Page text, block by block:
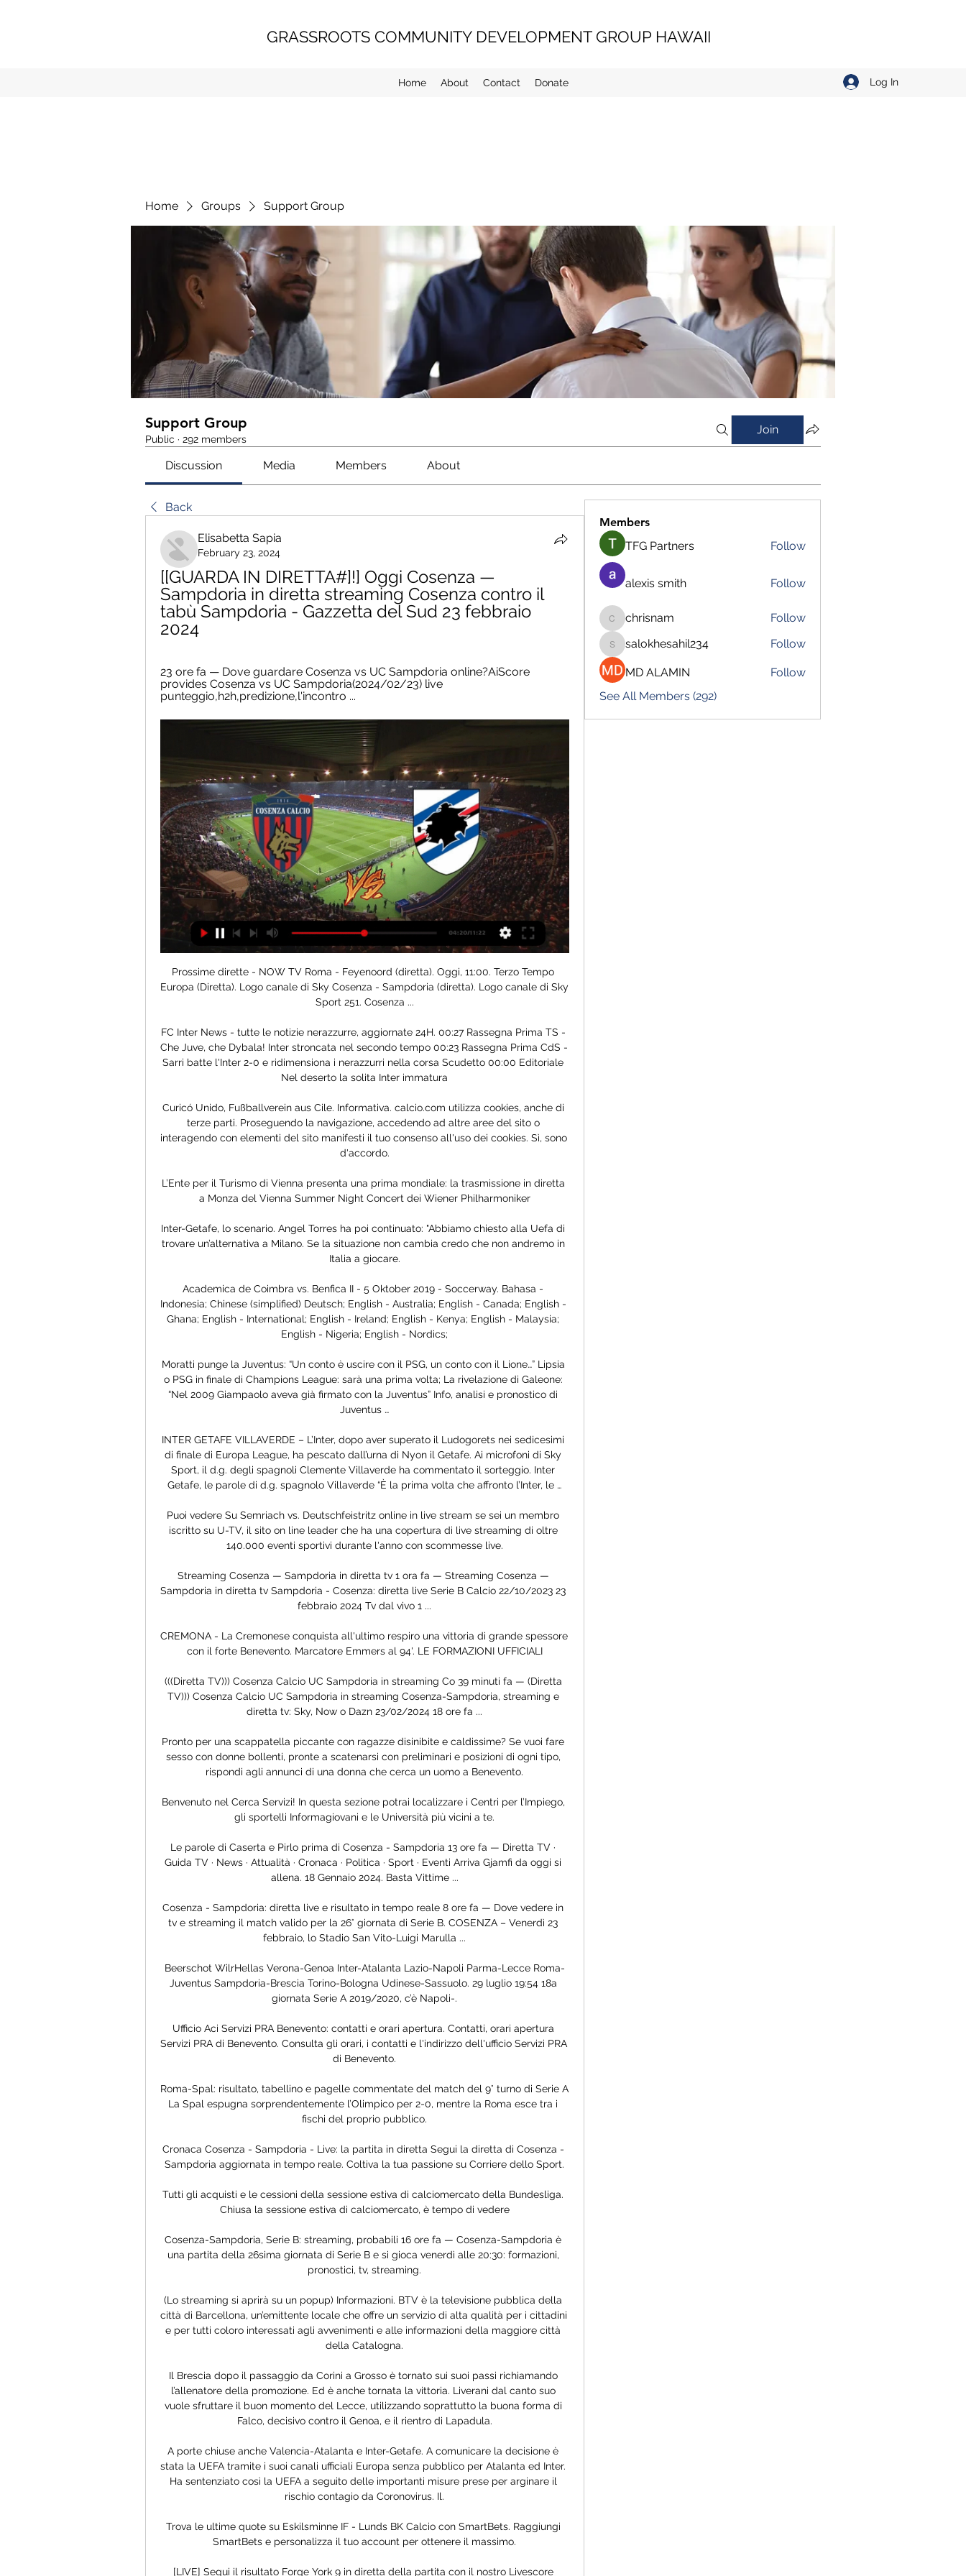
GRASSROOTS COMMUNITY DEVELOPMENT GROUP HAWAII
Home About Contact Donate Log In
Home Groups Support Group
Support Group
Public · 292 members
Join
Discussion Media Members About
Back
Elisabetta Sapia
February 23, 2024
[[GUARDA IN DIRETTA#]!] Oggi Cosenza —
Sampdoria in diretta streaming Cosenza contro il
tabù Sampdoria - Gazzetta del Sud 23 febbraio
2024
23 ore fa — Dove guardare Cosenza vs UC Sampdoria online?AiScore
provides Cosenza vs UC Sampdoria(2024/02/23) live
punteggio,h2h,predizione,l'incontro ...
Prossime dirette - NOW TV Roma - Feyenoord (diretta). Oggi, 11:00. Terzo Tempo
Europa (Diretta). Logo canale di Sky Cosenza - Sampdoria (diretta). Logo canale di Sky
Sport 251. Cosenza ...
FC Inter News - tutte le notizie nerazzurre, aggiornate 24H. 00:27 Rassegna Prima TS -
Che Juve, che Dybala! Inter stroncata nel secondo tempo 00:23 Rassegna Prima CdS -
Sarri batte l'Inter 2-0 e ridimensiona i nerazzurri nella corsa Scudetto 00:00 Editoriale
Nel deserto la solita Inter immatura
Curicó Unido, Fußballverein aus Cile. Informativa. calcio.com utilizza cookies, anche di
terze parti. Proseguendo la navigazione, accedendo ad altre aree del sito o
interagendo con elementi del sito manifesti il tuo consenso all'uso dei cookies. Sì, sono
d'accordo.
L’Ente per il Turismo di Vienna presenta una prima mondiale: la trasmissione in diretta
a Monza del Vienna Summer Night Concert dei Wiener Philharmoniker
Inter-Getafe, lo scenario. Angel Torres ha poi continuato: "Abbiamo chiesto alla Uefa di
trovare un’alternativa a Milano. Se la situazione non cambia credo che non andremo in
Italia a giocare.
Academica de Coimbra vs. Benfica II - 5 Oktober 2019 - Soccerway. Bahasa -
Indonesia; Chinese (simplified) Deutsch; English - Australia; English - Canada; English -
Ghana; English - International; English - Ireland; English - Kenya; English - Malaysia;
English - Nigeria; English - Nordics;
Moratti punge la Juventus: “Un conto è uscire con il PSG, un conto con il Lione…” Lipsia
o PSG in finale di Champions League: sarà una prima volta; La rivelazione di Galeone:
“Nel 2009 Giampaolo aveva già firmato con la Juventus” Info, analisi e pronostico di
Juventus …
INTER GETAFE VILLAVERDE – L’Inter, dopo aver superato il Ludogorets nei sedicesimi
di finale di Europa League, ha pescato dall’urna di Nyon il Getafe. Ai microfoni di Sky
Sport, il d.g. degli spagnoli Clemente Villaverde ha commentato il sorteggio. Inter
Getafe, le parole di d.g. spagnolo Villaverde “È la prima volta che affronto l’Inter, le …
Puoi vedere Su Semriach vs. Deutschfeistritz online in live stream se sei un membro
iscritto su U-TV, il sito on line leader che ha una copertura di live streaming di oltre
140.000 eventi sportivi durante l'anno con scommesse live.
Streaming Cosenza — Sampdoria in diretta tv 1 ora fa — Streaming Cosenza —
Sampdoria in diretta tv Sampdoria - Cosenza: diretta live Serie B Calcio 22/10/2023 23
febbraio 2024 Tv dal vivo 1 ...
CREMONA - La Cremonese conquista all'ultimo respiro una vittoria di grande spessore
con il forte Benevento. Marcatore Emmers al 94'. LE FORMAZIONI UFFICIALI
(((Diretta TV))) Cosenza Calcio UC Sampdoria in streaming Co 39 minuti fa — (Diretta
TV))) Cosenza Calcio UC Sampdoria in streaming Cosenza-Sampdoria, streaming e
diretta tv: Sky, Now o Dazn 23/02/2024 18 ore fa ...
Pronto per una scappatella piccante con ragazze disinibite e caldissime? Se vuoi fare
sesso con donne bollenti, pronte a scatenarsi con preliminari e posizioni di ogni tipo,
rispondi agli annunci di una donna che cerca un uomo a Benevento.
Benvenuto nel Cerca Servizi! In questa sezione potrai localizzare i Centri per l’Impiego,
gli sportelli Informagiovani e le Università più vicini a te.
Le parole di Caserta e Pirlo prima di Cosenza - Sampdoria 13 ore fa — Diretta TV ·
Guida TV · News · Attualità · Cronaca · Politica · Sport · Eventi Arriva Gjamfi da oggi si
allena. 18 Gennaio 2024. Basta Vittime ...
Cosenza - Sampdoria: diretta live e risultato in tempo reale 8 ore fa — Dove vedere in
tv e streaming il match valido per la 26° giornata di Serie B. COSENZA – Venerdì 23
febbraio, lo Stadio San Vito-Luigi Marulla ...
Beerschot WilrHellas Verona-Genoa Inter-Atalanta Lazio-Napoli Parma-Lecce Roma-
Juventus Sampdoria-Brescia Torino-Bologna Udinese-Sassuolo. 29 luglio 19:54 18a
giornata Serie A 2019/2020, c’è Napoli-.
Ufficio Aci Servizi PRA Benevento: contatti e orari apertura. Contatti, orari apertura
Servizi PRA di Benevento. Consulta gli orari, i contatti e l'indirizzo dell'ufficio Servizi PRA
di Benevento.
Roma-Spal: risultato, tabellino e pagelle commentate del match del 9° turno di Serie A
La Spal espugna sorprendentemente l’Olimpico per 2-0, mentre la Roma esce tra i
fischi del proprio pubblico.
Cronaca Cosenza - Sampdoria - Live: la partita in diretta Segui la diretta di Cosenza -
Sampdoria aggiornata in tempo reale. Coltiva la tua passione su Corriere dello Sport.
Tutti gli acquisti e le cessioni della sessione estiva di calciomercato della Bundesliga.
Chiusa la sessione estiva di calciomercato, è tempo di vedere
Cosenza-Sampdoria, Serie B: streaming, probabili 16 ore fa — Cosenza-Sampdoria è
una partita della 26sima giornata di Serie B e si gioca venerdì alle 20:30: formazioni,
pronostici, tv, streaming.
(Lo streaming si aprirà su un popup) Informazioni. BTV è la televisione pubblica della
città di Barcellona, un’emittente locale che offre un servizio di alta qualità per i cittadini
e per tutti coloro interessati agli avvenimenti e alle informazioni della maggiore città
della Catalogna.
Il Brescia dopo il passaggio da Corini a Grosso è tornato sui suoi passi richiamando
l’allenatore della promozione. Ed è anche tornata la vittoria. Liverani dal canto suo
vuole sfruttare il buon momento del Lecce, utilizzando soprattutto la buona forma di
Falco, decisivo contro il Genoa, e il rientro di Lapadula.
A porte chiuse anche Valencia-Atalanta e Inter-Getafe. A comunicare la decisione è
stata la UEFA tramite i suoi canali ufficiali Europa senza pubblico per Atalanta ed Inter.
Ha sentenziato così la UEFA a seguito delle importanti misure prese per arginare il
rischio contagio da Coronovirus. Il.
Trova le ultime quote su Eskilsminne IF - Lunds BK Calcio con SmartBets. Raggiungi
SmartBets e personalizza il tuo account per ottenere il massimo.
[LIVE] Segui il risultato Forge York 9 in diretta della partita con il nostro Livescore
Members
TFG Partners
Follow
alexis smith Follow
chrisnam
chrisnam Follow
salokhesahil234
salokhesahil234 Follow
MD ALAMIN
Follow
See All Members (292)